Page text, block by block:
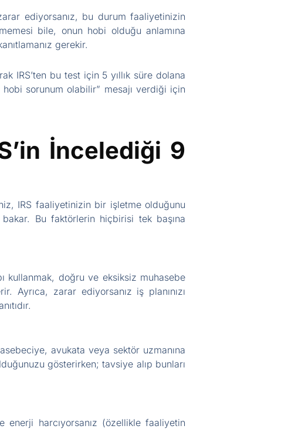
ediyorsanız, bu durum faaliyetinizin
bile, onun hobi olduğu anlamına
gerekir.
IRS’ten bu test için 5 yıllık süre dolana
sorunum olabilir” mesajı verdiği için
İncelediği 9
IRS faaliyetinizin bir işletme olduğunu
Bu faktörlerin hiçbirisi tek başına
kullanmak, doğru ve eksiksiz muhasebe
Ayrıca, zarar ediyorsanız iş planınızı
avukata veya sektör uzmanına
gösterirken; tavsiye alıp bunları
harcıyorsanız (özellikle faaliyetin